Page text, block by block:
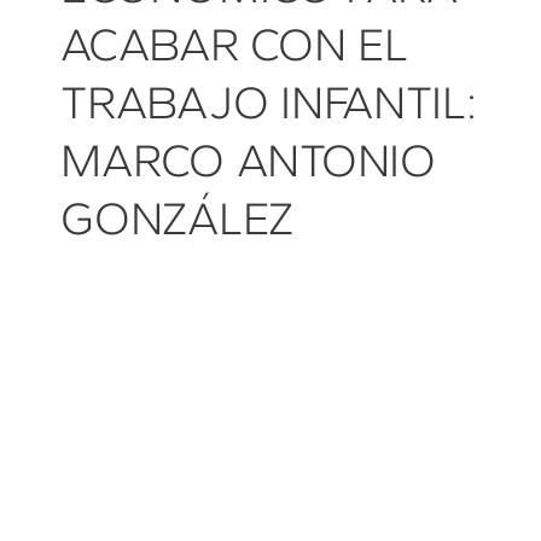
ACABAR CON EL
TRABAJO INFANTIL:
MARCO ANTONIO
GONZÁLEZ